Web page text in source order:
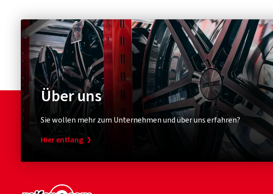
Über uns
Sie wollen mehr zum Unternehmen und über uns erfahren?
Hier entlang